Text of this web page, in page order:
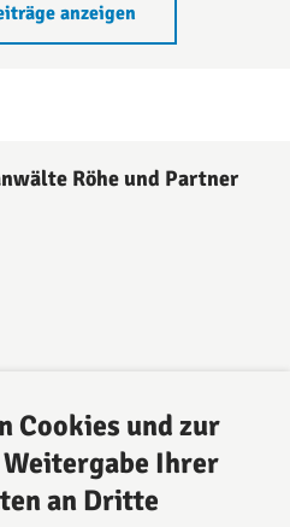
anzeigen
Röhe und Partner
Cookies und zur
Ihrer
an Dritte